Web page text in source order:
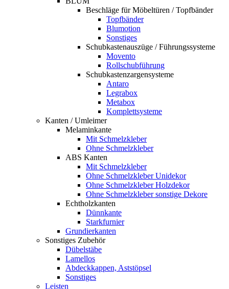
Beschläge für Möbeltüren / Topfbänder
Topfbänder
Blumotion
Sonstiges
Schubkastenauszüge / Führungssysteme
Movento
Rollschubführung
Schubkastenzargensysteme
Antaro
Legrabox
Metabox
Komplettsysteme
Kanten / Umleimer
Melaminkante
Mit Schmelzkleber
Ohne Schmelzkleber
ABS Kanten
Mit Schmelzkleber
Ohne Schmelzkleber Unidekor
Ohne Schmelzkleber Holzdekor
Ohne Schmelzkleber sonstige Dekore
Echtholzkanten
Dünnkante
Starkfurnier
Grundierkanten
Sonstiges Zubehör
Dübelstäbe
Lamellos
Abdeckkappen, Aststöpsel
Sonstiges
Leisten